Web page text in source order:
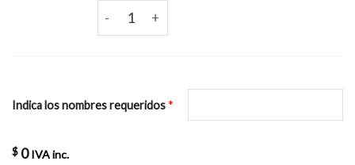
Pingüino Navidad Polera Niño cantidad
Indica los nombres requeridos*
$ 0 IVA inc.